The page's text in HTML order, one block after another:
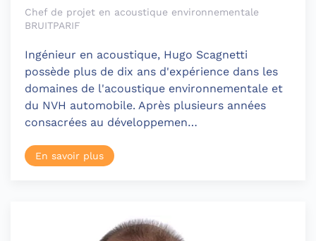
Chef de projet en acoustique environnementale
BRUITPARIF
Ingénieur en acoustique, Hugo Scagnetti
possède plus de dix ans d'expérience dans les
domaines de l'acoustique environnementale et
du NVH automobile. Après plusieurs années
consacrées au développemen…
En savoir plus